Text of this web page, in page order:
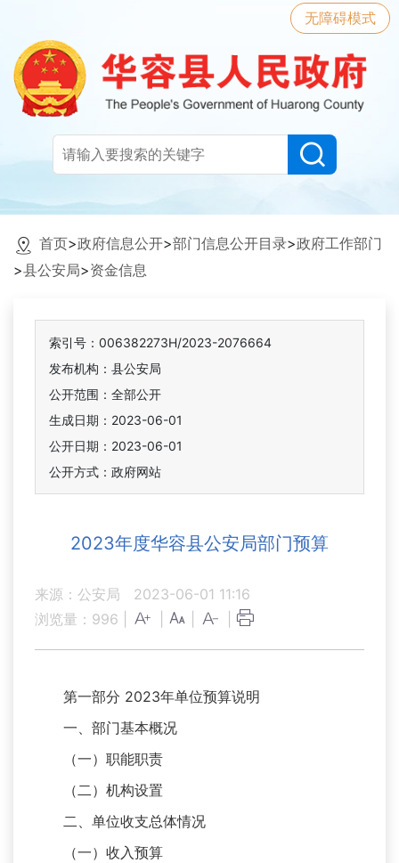
无障碍模式
首页>政府信息公开>部门信息公开目录>政府工作部门
>县公安局>资金信息
索引号：006382273H/2023-2076664
发布机构：县公安局
公开范围：全部公开
生成日期：2023-06-01
公开日期：2023-06-01
公开方式：政府网站
2023年度华容县公安局部门预算
来源：公安局
2023-06-01 11:16
浏览量： 996
第一部分 2023年单位预算说明
一、部门基本概况
（一）职能职责
（二）机构设置
二、单位收支总体情况
（一）收入预算